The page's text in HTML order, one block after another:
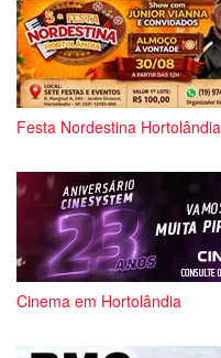
Festa Nordestina Hortolândia
Cinema em Hortolândia